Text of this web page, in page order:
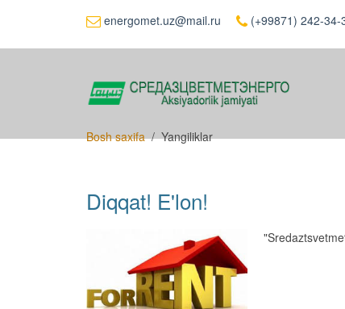
energomet.uz@mail.ru (+99871) 242-34-
Bosh saxifa Yangiliklar
Diqqat! E'lon!